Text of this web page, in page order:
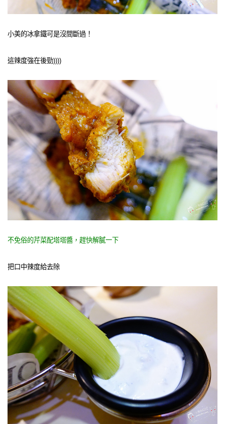
小美的冰拿鐵可是沒間斷過！
這辣度強在後勁))))
不免俗的芹菜配塔塔醬，趕快解膩一下
把口中辣度給去除